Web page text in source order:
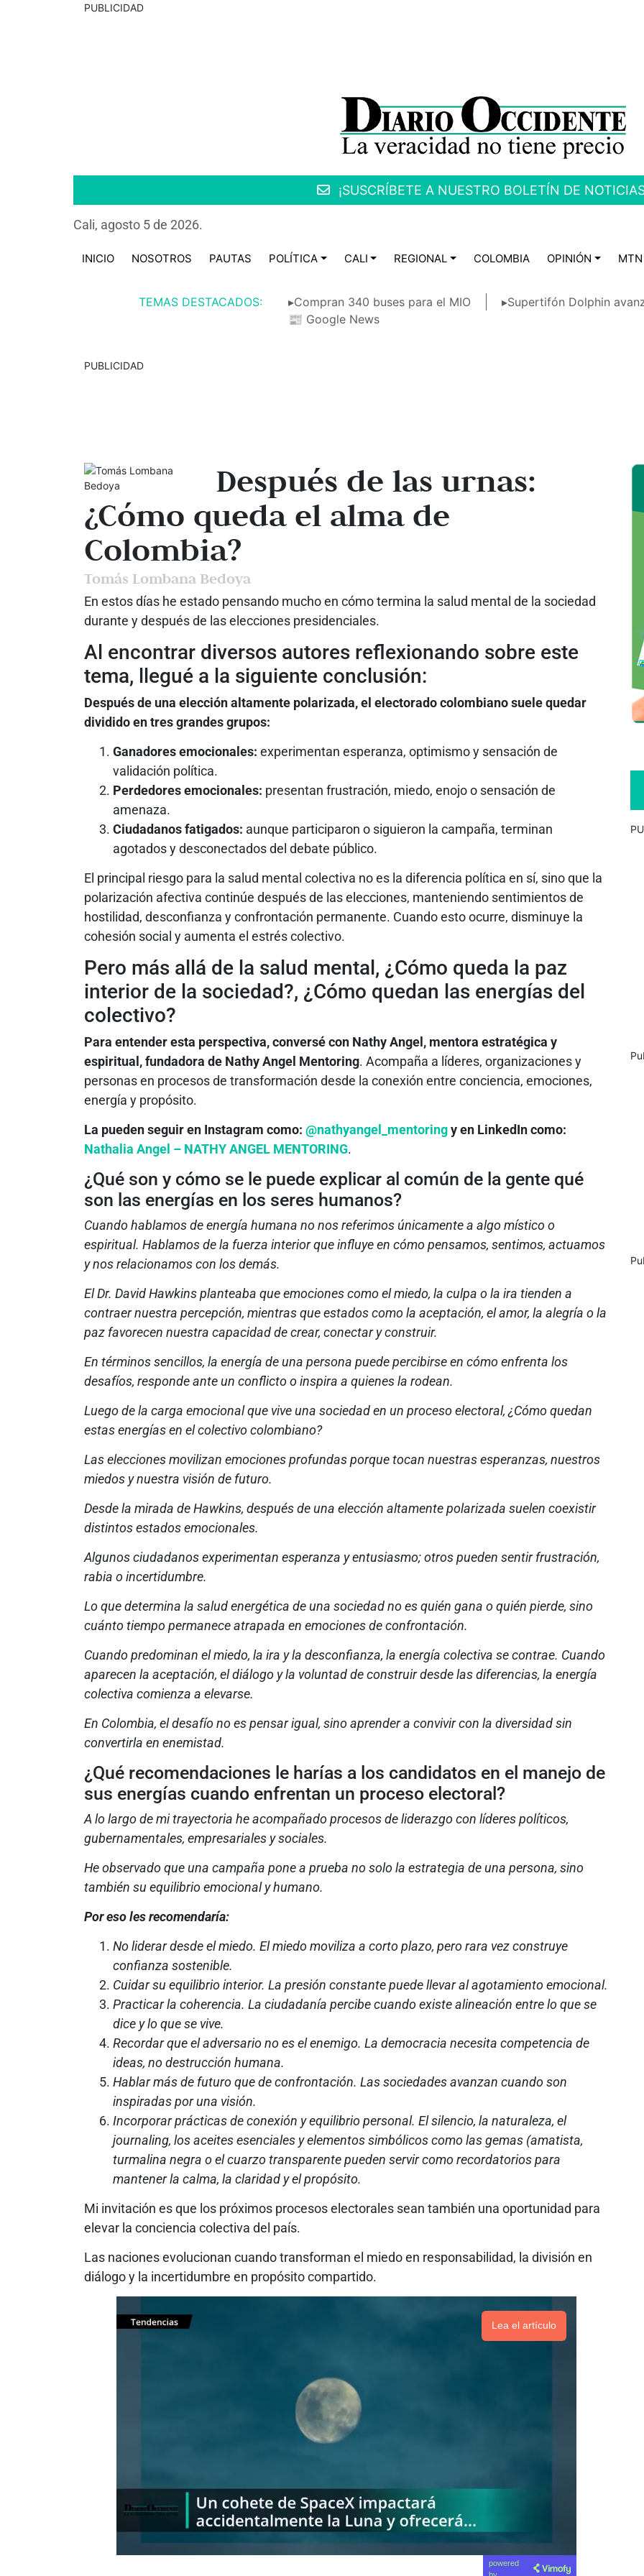
PUBLICIDAD
¡SUSCRÍBETE A NUESTRO BOLETÍN DE
Cali, agosto 5 de 2026.
INICIO NOSOTROS PAUTAS POLÍTICA CALI REGIONAL COLOMBIA OPINIÓN MTN
TEMAS DESTACADOS: ▸Compran 340 buses para el MIO
▸Supertifón Dolphin
📰 Google News
PUBLICIDAD
Después de las urnas:
¿Cómo queda el alma de
Colombia?
Tomás Lombana Bedoya
En estos días he estado pensando mucho en cómo termina la salud mental de la sociedad
durante y después de las elecciones presidenciales.
Al encontrar diversos autores reflexionando sobre este
tema, llegué a la siguiente conclusión:
Después de una elección altamente polarizada, el electorado colombiano suele quedar
dividido en tres grandes grupos:
Ganadores emocionales: experimentan esperanza, optimismo y sensación de
validación política.
Perdedores emocionales: presentan frustración, miedo, enojo o sensación de
amenaza.
Ciudadanos fatigados: aunque participaron o siguieron la campaña, terminan
agotados y desconectados del debate público.
El principal riesgo para la salud mental colectiva no es la diferencia política en sí, sino que la
polarización afectiva continúe después de las elecciones, manteniendo sentimientos de
hostilidad, desconfianza y confrontación permanente. Cuando esto ocurre, disminuye la
cohesión social y aumenta el estrés colectivo.
Pero más allá de la salud mental, ¿Cómo queda la paz
interior de la sociedad?, ¿Cómo quedan las energías del
colectivo?
Para entender esta perspectiva, conversé con Nathy Angel, mentora estratégica y
espiritual, fundadora de Nathy Angel Mentoring. Acompaña a líderes, organizaciones y
personas en procesos de transformación desde la conexión entre conciencia, emociones,
energía y propósito.
La pueden seguir en Instagram como: @nathyangel_mentoringy en LinkedIn como:
Nathalia Angel – NATHY ANGEL MENTORING.
¿Qué son y cómo se le puede explicar al común de la gente qué
son las energías en los seres humanos?
Cuando hablamos de energía humana no nos referimos únicamente a algo místico o
espiritual. Hablamos de la fuerza interior que influye en cómo pensamos, sentimos, actuamos
y nos relacionamos con los demás.
El Dr. David Hawkins planteaba que emociones como el miedo, la culpa o la ira tienden a
contraer nuestra percepción, mientras que estados como la aceptación, el amor, la alegría o la
paz favorecen nuestra capacidad de crear, conectar y construir.
En términos sencillos, la energía de una persona puede percibirse en cómo enfrenta los
desafíos, responde ante un conflicto o inspira a quienes la rodean.
Luego de la carga emocional que vive una sociedad en un proceso electoral, ¿Cómo quedan
estas energías en el colectivo colombiano?
Las elecciones movilizan emociones profundas porque tocan nuestras esperanzas, nuestros
miedos y nuestra visión de futuro.
Desde la mirada de Hawkins, después de una elección altamente polarizada suelen coexistir
distintos estados emocionales.
Algunos ciudadanos experimentan esperanza y entusiasmo; otros pueden sentir frustración,
rabia o incertidumbre.
Lo que determina la salud energética de una sociedad no es quién gana o quién pierde, sino
cuánto tiempo permanece atrapada en emociones de confrontación.
Cuando predominan el miedo, la ira y la desconfianza, la energía colectiva se contrae. Cuando
aparecen la aceptación, el diálogo y la voluntad de construir desde las diferencias, la energía
colectiva comienza a elevarse.
En Colombia, el desafío no es pensar igual, sino aprender a convivir con la diversidad sin
convertirla en enemistad.
¿Qué recomendaciones le harías a los candidatos en el manejo de
sus energías cuando enfrentan un proceso electoral?
A lo largo de mi trayectoria he acompañado procesos de liderazgo con líderes políticos,
gubernamentales, empresariales y sociales.
He observado que una campaña pone a prueba no solo la estrategia de una persona, sino
también su equilibrio emocional y humano.
Por eso les recomendaría:
No liderar desde el miedo. El miedo moviliza a corto plazo, pero rara vez construye
confianza sostenible.
Cuidar su equilibrio interior. La presión constante puede llevar al agotamiento emocional.
Practicar la coherencia. La ciudadanía percibe cuando existe alineación entre lo que se
dice y lo que se vive.
Recordar que el adversario no es el enemigo. La democracia necesita competencia de
ideas, no destrucción humana.
Hablar más de futuro que de confrontación. Las sociedades avanzan cuando son
inspiradas por una visión.
Incorporar prácticas de conexión y equilibrio personal. El silencio, la naturaleza, el
journaling, los aceites esenciales y elementos simbólicos como las gemas (amatista,
turmalina negra o el cuarzo transparente pueden servir como recordatorios para
mantener la calma, la claridad y el propósito.
Mi invitación es que los próximos procesos electorales sean también una oportunidad para
elevar la conciencia colectiva del país.
Las naciones evolucionan cuando transforman el miedo en responsabilidad, la división en
diálogo y la incertidumbre en propósito compartido.
Lea el artículo
powered